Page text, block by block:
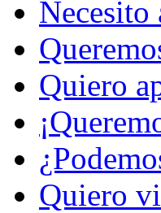
Necesito
Quiero
Quiero